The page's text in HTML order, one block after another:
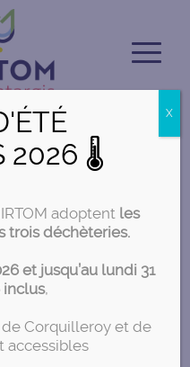
2026 🌡
adoptent les
trois déchèteries.
et jusqu’au lundi 31
inclus,
Corquilleroy et de
accessibles
X